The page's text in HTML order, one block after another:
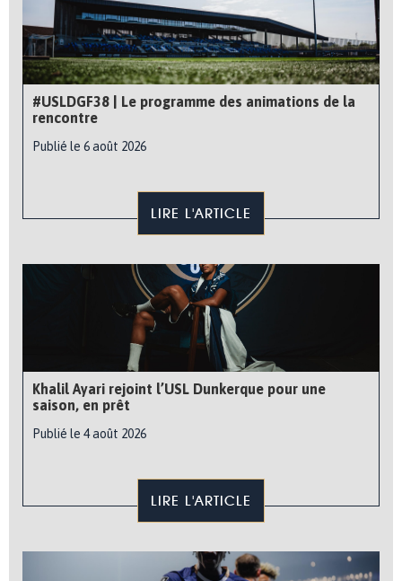
#USLDGF38 | Le programme des animations de la
rencontre
Publié le 6 août 2026
LIRE L'ARTICLE
Khalil Ayari rejoint l’USL Dunkerque pour une
saison, en prêt
Publié le 4 août 2026
LIRE L'ARTICLE